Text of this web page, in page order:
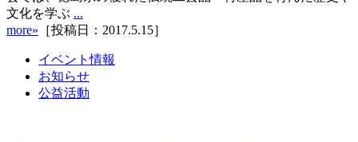
文化を学ぶ ...
more» ［投稿日：2017.5.15］
イベント情報
お知らせ
公益活動